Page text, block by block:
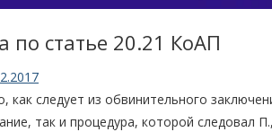
по статье 20.21 КоАП
как следует из обвинительного
так и процедура, которой следовал